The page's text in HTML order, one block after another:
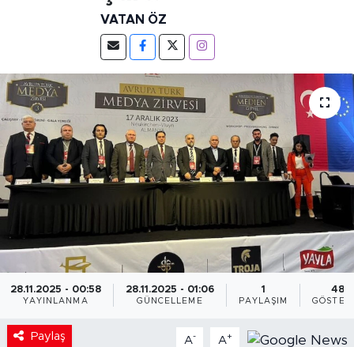
VATAN ÖZ
28.11.2025 - 00:58
YAYINLANMA
28.11.2025 - 01:06
GÜNCELLEME
1
PAYLAŞIM
48
Paylaş A- A+